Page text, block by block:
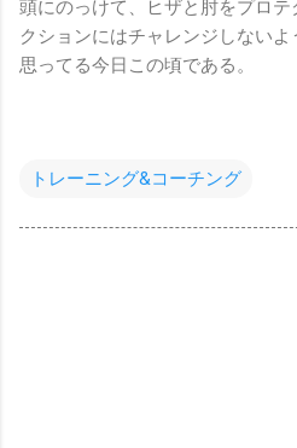
頭にのっけて、ヒザと肘をプロ
クションにはチャレンジしない
思ってる今日この頃である。
トレーニング&コーチング